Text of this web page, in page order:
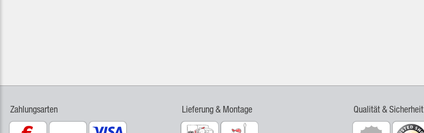
Zahlungsarten Lieferung & Montage Qualität & Sicherheit